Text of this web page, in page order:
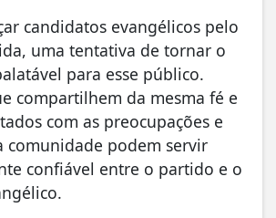
candidatos evangélicos pelo
uma tentativa de tornar o
para esse público.
compartilhem da mesma fé e
com as preocupações e
comunidade podem servir
confiável entre o partido e o